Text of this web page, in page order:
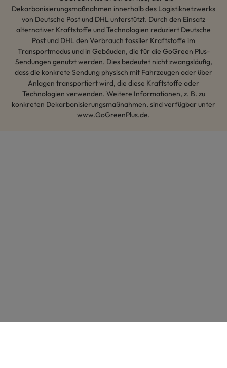
Dekarbonisierungsmaßnahmen innerhalb des Logistiknetzwerks
von Deutsche Post und DHL unterstützt. Durch den Einsatz
alternativer Kraftstoffe und Technologien reduziert Deutsche
Post und DHL den Verbrauch fossiler Kraftstoffe im
Transportmodus und in Gebäuden, die für die GoGreen Plus-
Sendungen genutzt werden. Dies bedeutet nicht zwangsläufig,
dass die konkrete Sendung physisch mit Fahrzeugen oder über
Anlagen transportiert wird, die diese Kraftstoffe oder
Technologien verwenden. Weitere Informationen, z. B. zu
konkreten Dekarbonisierungsmaßnahmen, sind verfügbar unter
www.GoGreenPlus.de.